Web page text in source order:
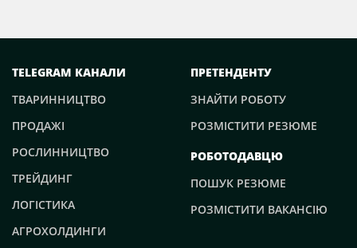
TELEGRAM КАНАЛИ
ТВАРИННИЦТВО
ПРОДАЖІ
РОСЛИННИЦТВО
ТРЕЙДИНГ
ЛОГІСТИКА
АГРОХОЛДИНГИ
ПРЕТЕНДЕНТУ
ЗНАЙТИ РОБОТУ
РОЗМІСТИТИ РЕЗЮМЕ
РОБОТОДАВЦЮ
ПОШУК РЕЗЮМЕ
РОЗМІСТИТИ ВАКАНСІЮ